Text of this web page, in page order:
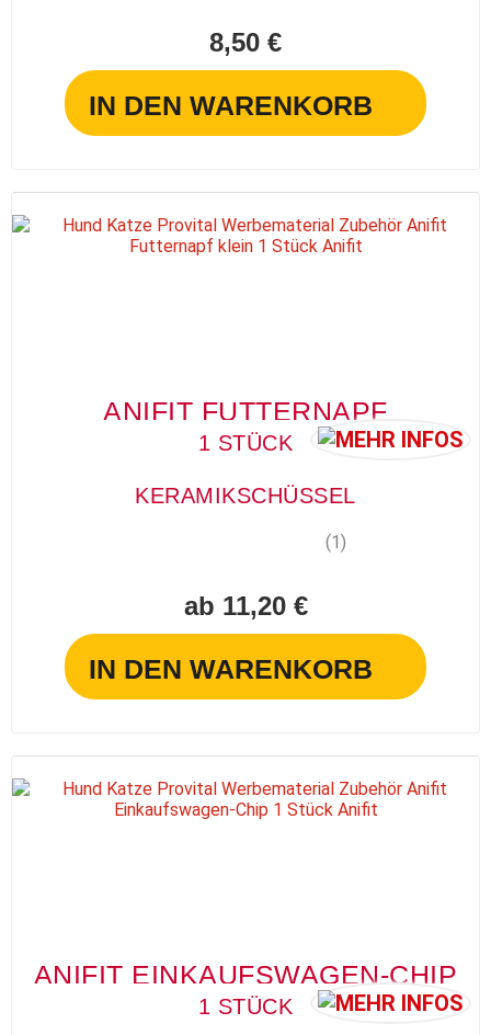
8,50 €
IN DEN WARENKORB
ANIFIT FUTTERNAPF
1 STÜCK
KERAMIKSCHÜSSEL
(1)
ab 11,20 €
IN DEN WARENKORB
ANIFIT EINKAUFSWAGEN-CHIP
1 STÜCK